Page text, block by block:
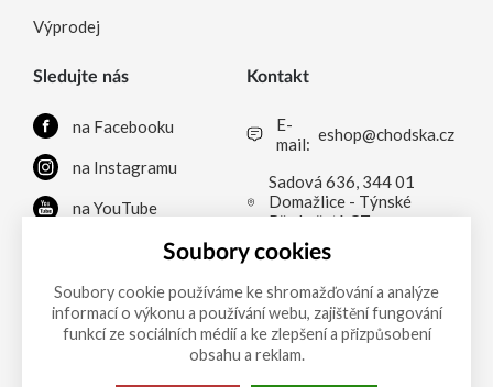
Výprodej
Sledujte nás
na Facebooku
na Instagramu
na YouTube
Kontakt
E-
mail: eshop@chodska.cz
Sadová 636, 344 01
Domažlice - Týnské
Předměstí, CZ
Možnosti platby
Soubory cookies
Soubory cookie používáme ke shromažďování a analýze
informací o výkonu a používání webu, zajištění fungování
funkcí ze sociálních médií a ke zlepšení a přizpůsobení
obsahu a reklam.